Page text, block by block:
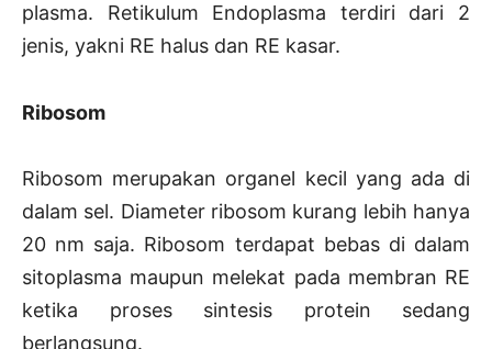
plasma. Retikulum Endoplasma terdiri dari 2
jenis, yakni RE halus dan RE kasar.
Ribosom
Ribosom merupakan organel kecil yang ada di
dalam sel. Diameter ribosom kurang lebih hanya
20 nm saja. Ribosom terdapat bebas di dalam
sitoplasma maupun melekat pada membran RE
ketika proses sintesis protein sedang
berlangsung.